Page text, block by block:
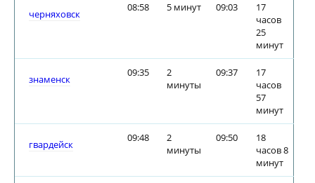
черняховск
08:58 5 минут 09:03
17
часов
25
минут
знаменск
09:35
2
минуты
09:37
17
часов
57
минут
гвардейск
09:48
2
минуты
09:50
18
часов 8
минут